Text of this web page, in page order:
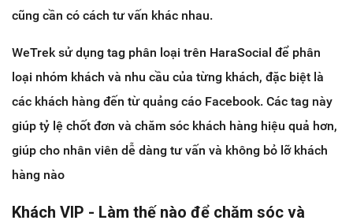
cũng cần có cách tư vấn khác nhau.
WeTrek sử dụng tag phân loại trên HaraSocial để phân
loại nhóm khách và nhu cầu của từng khách, đặc biệt là
các khách hàng đến từ quảng cáo Facebook. Các tag này
giúp tỷ lệ chốt đơn và chăm sóc khách hàng hiệu quả hơn,
giúp cho nhân viên dễ dàng tư vấn và không bỏ lỡ khách
hàng nào
Khách VIP - Làm thế nào để chăm sóc và